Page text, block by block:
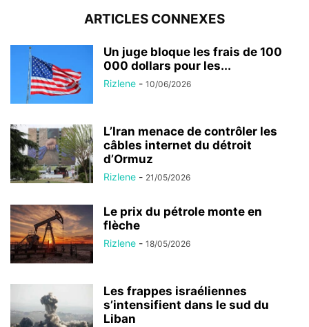
ARTICLES CONNEXES
Un juge bloque les frais de 100
000 dollars pour les...
Rizlene - 10/06/2026
L’Iran menace de contrôler les
câbles internet du détroit
d’Ormuz
Rizlene - 21/05/2026
Le prix du pétrole monte en
flèche
Rizlene - 18/05/2026
Les frappes israéliennes
s’intensifient dans le sud du
Liban